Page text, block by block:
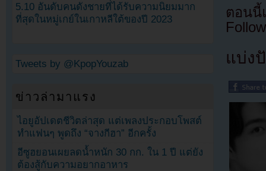
ตอนนี้
แบ่ง
5.10 อันดับคนดังชายที่ได้รับความนิยมมาก
ที่สุดในหมู่เกย์ในเกาหลีใต้ของปี 2023
Tweets by @KpopYouzab
ข่าวล่ามาแรง
ไอยูอัปเดตชีวิตล่าสุด แต่เพลงประกอบโพสต์
ทำแฟนๆ พูดถึง “จางกีฮา” อีกครั้ง
อีซูฮยอนเผยลดน้ำหนัก 30 กก. ใน 1 ปี แต่ยัง
ต้องสู้กับความอยากอาหาร